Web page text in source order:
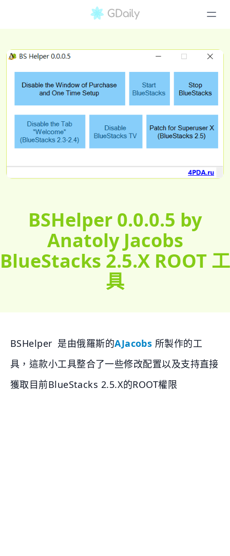
BSHelper 0.0.0.5 by
Anatoly Jacobs
BlueStacks 2.5.X ROOT 工
具
BSHelper 是由俄羅斯的AJacobs 所製作的工
具，這款小工具整合了一些修改配置以及支持直接
獲取目前BlueStacks 2.5.X的ROOT權限